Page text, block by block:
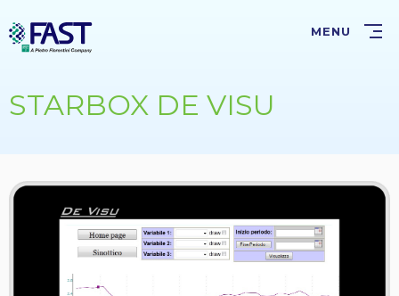
al
contenuto
MENU
STARBOX DE VISU